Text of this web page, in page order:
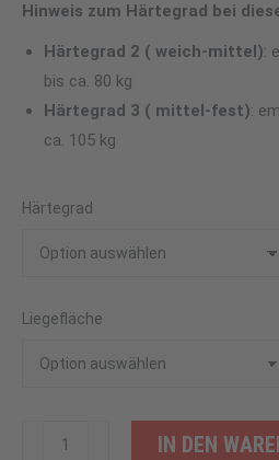
Hinweis zum Härtegrad bei
Härtegrad 2 ( weich-mittel):
bis ca. 80 kg
Härtegrad 3 ( mittel-fest):
ca. 105 kg
Härtegrad
Liegefläche
IN DEN